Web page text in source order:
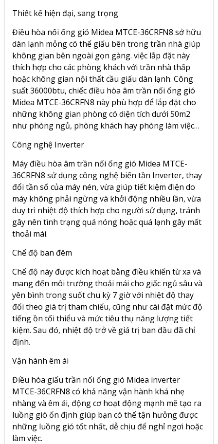
Thiết kế hiện đại, sang trọng
Điều hòa nối ống gió Midea MTCE-36CRFN8 sở hữu
dàn lạnh mỏng có thể giấu bên trong trần nhà giúp
không gian bên ngoài gọn gàng. việc lắp đặt này
thích hợp cho các phòng khách với trần nhà thấp
hoặc không gian nội thất cầu giấu dàn lạnh. Công
suất 36000btu, chiếc điều hòa âm trần nối ống gió
Midea MTCE-36CRFN8 này phù hợp để lắp đặt cho
những không gian phòng có diện tích dưới 50m2
như phòng ngủ, phòng khách hay phòng làm việc…
Công nghệ Inverter
Máy điều hòa âm trần nối ống gió Midea MTCE-
36CRFN8 sử dụng công nghệ biến tần Inverter, thay
đổi tần số của máy nén, vừa giúp tiết kiệm điện do
máy không phải ngừng và khởi động nhiều lần, vừa
duy trì nhiệt độ thích hợp cho người sử dụng, tránh
gây nên tình trạng quá nóng hoặc quá lạnh gây mất
thoải mái.
Chế độ ban đêm
Chế độ này được kích hoạt bằng điều khiển từ xa và
mang đến môi trường thoải mái cho giấc ngủ sâu và
yên bình trong suốt chu kỳ 7 giờ với nhiệt độ thay
đổi theo giá trị tham chiếu, cũng như cài đặt mức độ
tiếng ồn tối thiểu và mức tiêu thụ năng lượng tiết
kiệm. Sau đó, nhiệt độ trở về giá trị ban đầu đã chỉ
định.
Vận hành êm ái
Điều hòa giấu trần nối ống gió Midea inverter
MTCE-36CRFN8 có khả năng vận hành khá nhẹ
nhàng và êm ái, động cơ hoạt động mạnh mẽ tạo ra
luồng gió ổn định giúp bạn có thể tận hưởng được
những luồng gió tốt nhất, dễ chịu để nghỉ ngơi hoặc
làm việc.